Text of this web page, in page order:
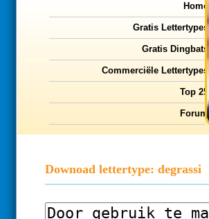
Home
Gratis Lettertypes
Gratis Dingbats
Commerciële Lettertypes
Top 25
Forum
Downoad lettertype: degrassi